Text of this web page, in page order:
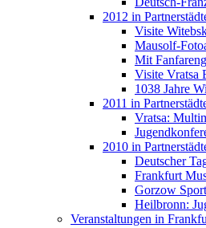
2012 in
Visite
Mausolf-
Mit
Visite Vratsa
1038 Jahre
2011 in
Vratsa:
2010 in
Deutscher
Frankfurt
Gorzow
Heilbronn:
Veranstaltungen in